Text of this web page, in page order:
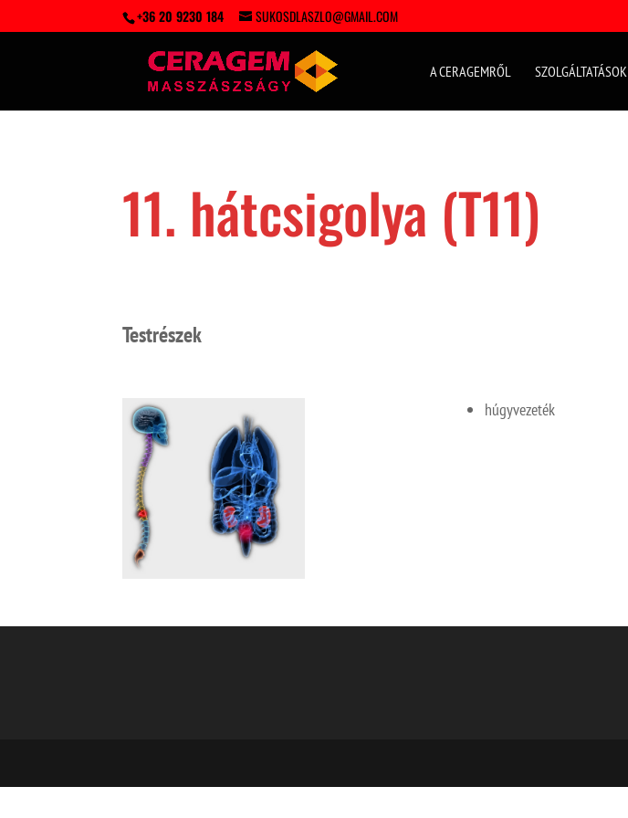
+36 20 9230 184 SUKOSDLASZLO@GMAIL.COM
A CERAGEMRŐL SZOLGÁLTATÁSOK
11. hátcsigolya (T11)
Testrészek
húgyvezeték